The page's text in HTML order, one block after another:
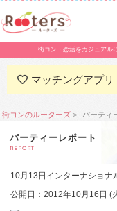
街コン・恋活をカジュア
マッチングアプリ
街コンのルーターズ パーティ
パーティーレポート
REPORT
10月13日インターナショ
公開日：2012年10月16日 (